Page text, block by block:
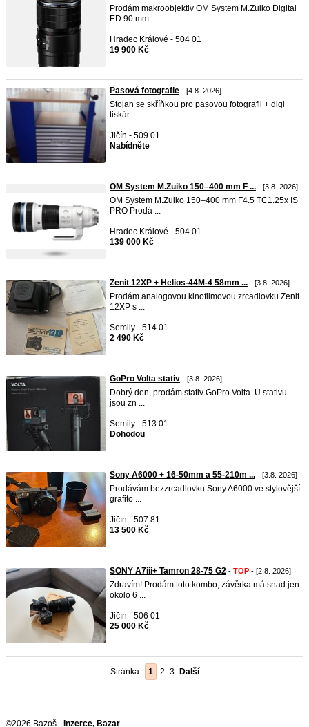
Prodám makroobjektiv OM System M.Zuiko Digital
ED 90 mm ...
Hradec Králové - 504 01
19 900 Kč
Pasová fotografie - [4.8. 2026]
Stojan se skříňkou pro pasovou fotografii + digi
tiskár ...
Jičín - 509 01
Nabídněte
OM System M.Zuiko 150–400 mm F ... - [3.8. 2026]
OM System M.Zuiko 150–400 mm F4.5 TC1.25x IS
PRO Prodá ...
Hradec Králové - 504 01
139 000 Kč
Zenit 12XP + Helios-44M-4 58mm ... - [3.8. 2026]
Prodám analogovou kinofilmovou zrcadlovku Zenit
12XP s ...
Semily - 514 01
2 490 Kč
GoPro Volta stativ - [3.8. 2026]
Dobrý den, prodám stativ GoPro Volta. U stativu
jsou zn ...
Semily - 513 01
Dohodou
Sony A6000 + 16-50mm a 55-210m ... - [3.8. 2026]
Prodávám bezzrcadlovku Sony A6000 ve stylovější
grafito ...
Jičín - 507 81
13 500 Kč
SONY A7iii+ Tamron 28-75 G2 - TOP - [2.8. 2026]
Zdravím! Prodám toto kombo, závěrka má snad jen
okolo 6 ...
Jičín - 506 01
25 000 Kč
Stránka: 1 2 3 Další
©2026 Bazoš - Inzerce, Bazar